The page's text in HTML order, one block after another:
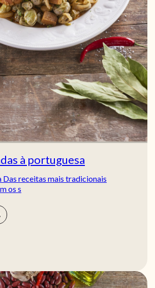
à portuguesa
Das receitas mais tradicionais
os s